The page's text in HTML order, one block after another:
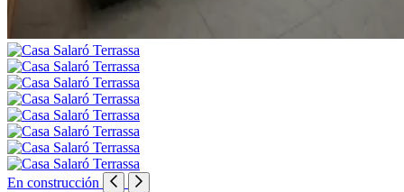
En construcción